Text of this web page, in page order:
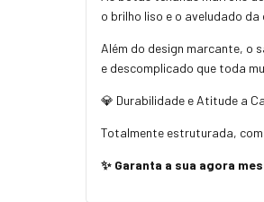
o brilho liso e o aveludado
Além do design marcante, o
e descomplicado que toda
💎 Durabilidade e Atitude a
Totalmente estruturada,
✨ Garanta a sua agora